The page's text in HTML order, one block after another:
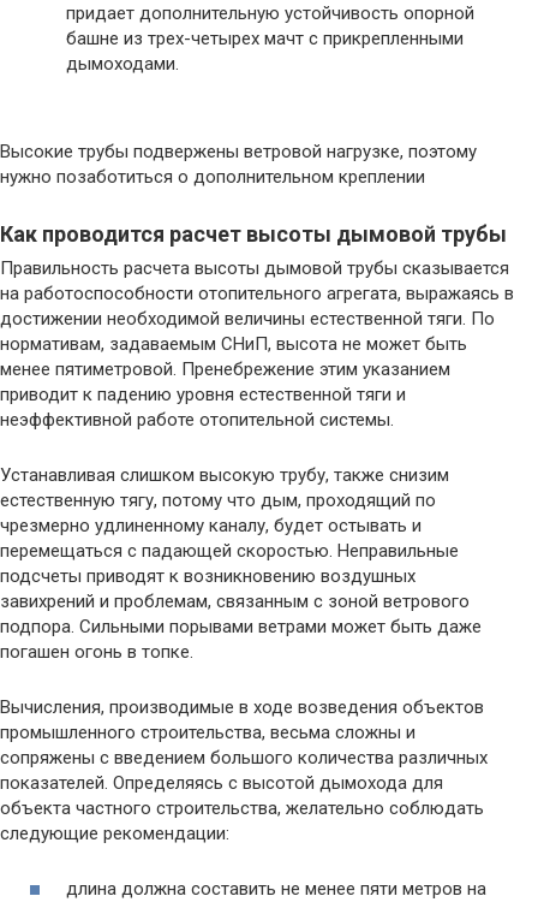
придает дополнительную устойчивость опорной
башне из трех-четырех мачт с прикрепленными
дымоходами.
Высокие трубы подвержены ветровой нагрузке, поэтому
нужно позаботиться о дополнительном креплении
Как проводится расчет высоты дымовой трубы
Правильность расчета высоты дымовой трубы сказывается
на работоспособности отопительного агрегата, выражаясь в
достижении необходимой величины естественной тяги. По
нормативам, задаваемым СНиП, высота не может быть
менее пятиметровой. Пренебрежение этим указанием
приводит к падению уровня естественной тяги и
неэффективной работе отопительной системы.
Устанавливая слишком высокую трубу, также снизим
естественную тягу, потому что дым, проходящий по
чрезмерно удлиненному каналу, будет остывать и
перемещаться с падающей скоростью. Неправильные
подсчеты приводят к возникновению воздушных
завихрений и проблемам, связанным с зоной ветрового
подпора. Сильными порывами ветрами может быть даже
погашен огонь в топке.
Вычисления, производимые в ходе возведения объектов
промышленного строительства, весьма сложны и
сопряжены с введением большого количества различных
показателей. Определяясь с высотой дымохода для
объекта частного строительства, желательно соблюдать
следующие рекомендации:
длина должна составить не менее пяти метров на